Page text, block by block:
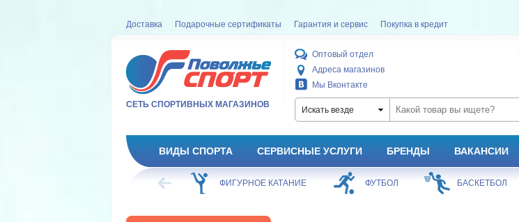
Доставка Подарочные сертификаты Гарантия и сервис Покупка в кредит
СЕТЬ СПОРТИВНЫХ МАГАЗИНОВ
Оптовый отдел
Адреса магазинов
Мы Вконтакте
Искать везде
ВИДЫ СПОРТА СЕРВИСНЫЕ УСЛУГИ БРЕНДЫ ВАКАНСИИ
ХОККЕЙ ФИГУРНОЕ КАТАНИЕ ФУТБОЛ БАСКЕТБОЛ